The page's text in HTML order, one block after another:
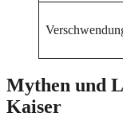
Mythen und
Kaiser